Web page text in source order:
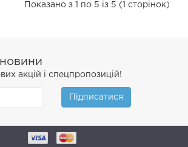
Показано з 1 по 5 із 5 (1 сторінок)
новини
акцій і спецпропозицій!
Підписатися